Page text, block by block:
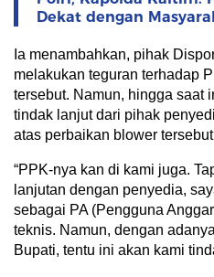
Dekat dengan
Ia menambahkan, pihak
melakukan teguran terhadap
tersebut. Namun, hingga saat
tindak lanjut dari pihak
atas perbaikan blower
“PPK-nya kan di kami juga.
lanjutan dengan penyedia,
sebagai PA (Pengguna
teknis. Namun, dengan
Bupati, tentu ini akan kami